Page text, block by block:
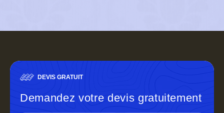
DEVIS GRATUIT
Demandez votre devis gratuitement